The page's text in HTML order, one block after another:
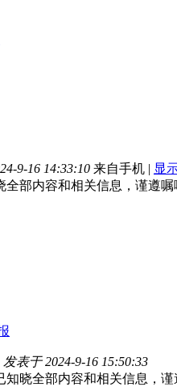
9-16 14:33:10 来自手机 | 显
全部内容和相关信息，谨遵嘱
发表于 2024-9-16 15:50:33
知晓全部内容和相关信息，谨